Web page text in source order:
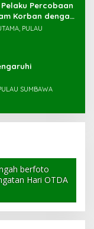
Percobaan
Korban dengan
PULAU
SUMBAWA
berfoto
Hari OTDA